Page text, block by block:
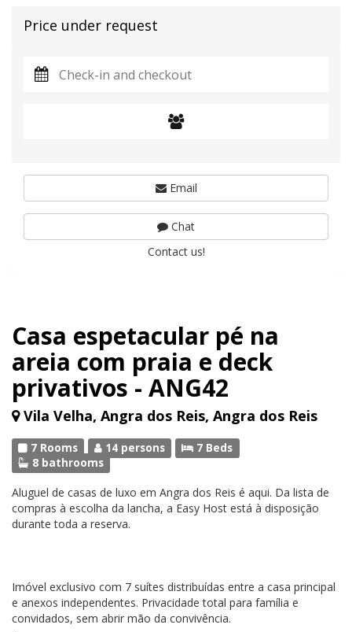
Casa espetacular pé na
areia com praia e deck
privativos - ANG42
Vila Velha, Angra dos Reis, Angra dos Reis
7 Rooms 14 persons
7 Beds
8 bathrooms
Aluguel de casas de luxo em Angra dos Reis é aqui. Da lista de
compras à escolha da lancha, a Easy Host está à disposição
durante toda a reserva.
Imóvel exclusivo com 7 suítes distribuídas entre a casa principal
e anexos independentes. Privacidade total para família e
convidados, sem abrir mão da convivência.
Price under request
Email
Chat
Contact us!